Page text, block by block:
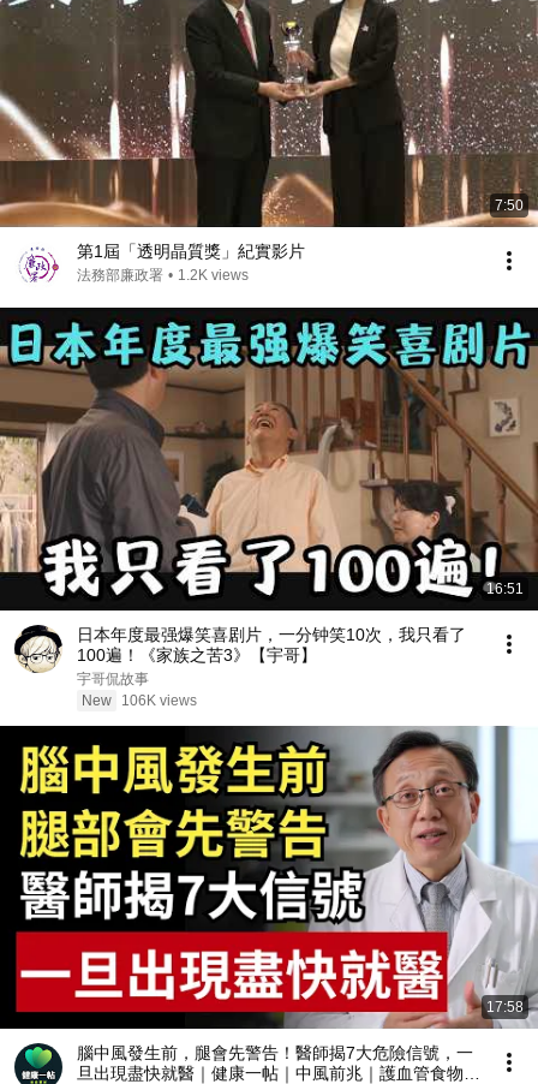
7:50
第1屆「透明晶質獎」紀實影片
法務部廉政署 • 1.2K views
16:51
日本年度最强爆笑喜剧片，一分钟笑10次，我只看了
100遍！《家族之苦3》【宇哥】
宇哥侃故事
New
106K views
17:58
腦中風發生前，腿會先警告！醫師揭7大危險信號，一
旦出現盡快就醫｜健康一帖｜中風前兆｜護血管食物｜